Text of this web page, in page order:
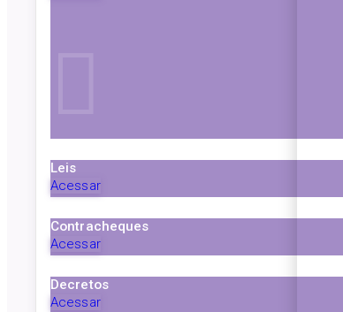
Leis
Acessar
Contracheques
Acessar
Decretos
Acessar